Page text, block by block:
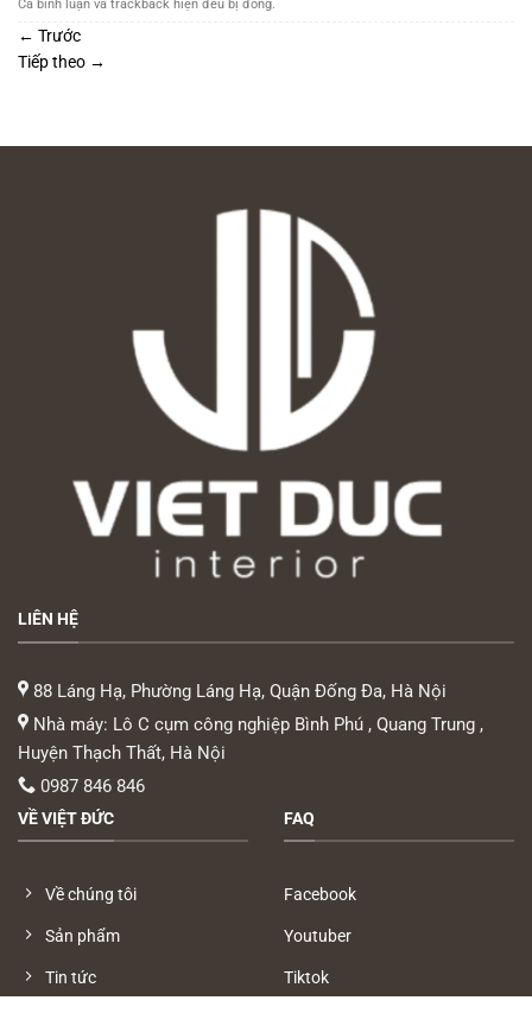
Cả bình luận và trackback hiện đều bị đóng.
← Trước
Tiếp theo →
LIÊN HỆ
88 Láng Hạ, Phường Láng Hạ, Quận Đống Đa, Hà Nội
Nhà máy: Lô C cụm công nghiệp Bình Phú , Quang Trung ,
Huyện Thạch Thất, Hà Nội
0987 846 846
VỀ VIỆT ĐỨC
Về chúng tôi
Sản phẩm
Tin tức
FAQ
Facebook
Youtuber
Tiktok